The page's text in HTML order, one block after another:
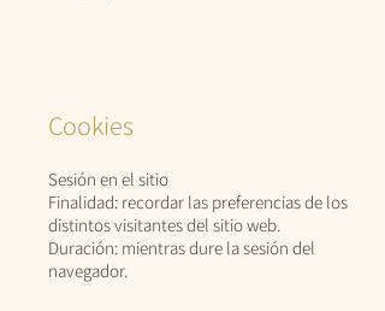
Cookies
Sesión en el sitio
Finalidad: recordar las preferencias de los
distintos visitantes del sitio web.
Duración: mientras dure la sesión del
navegador.